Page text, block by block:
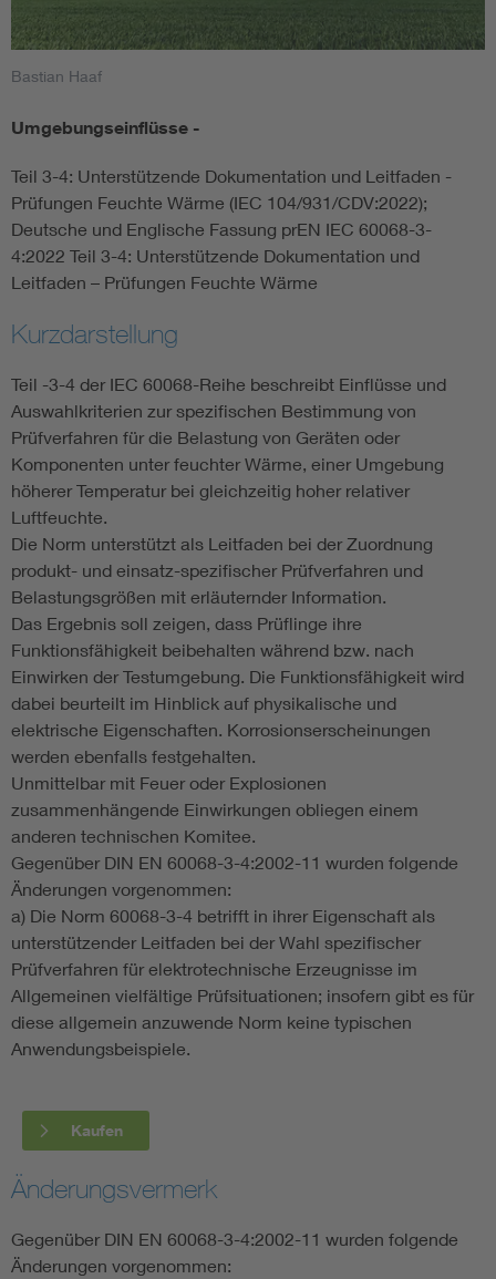
Smart Cities
Circular Economy für mehr Ressourceneffizienz
Cybersecurity in der Industrieautomatisierung
DIN VDE 0100 für sichere Elektroinstallationen
Elektrofachkraft (EFK)
Bastian Haaf
Umgebungseinflüsse -
Teil 3-4: Unterstützende Dokumentation und Leitfaden -
Prüfungen Feuchte Wärme (IEC 104/931/CDV:2022);
Deutsche und Englische Fassung prEN IEC 60068-3-
4:2022 Teil 3-4: Unterstützende Dokumentation und
Leitfaden – Prüfungen Feuchte Wärme
Kurzdarstellung
Teil -3-4 der IEC 60068-Reihe beschreibt Einflüsse und
Auswahlkriterien zur spezifischen Bestimmung von
Prüfverfahren für die Belastung von Geräten oder
Komponenten unter feuchter Wärme, einer Umgebung
höherer Temperatur bei gleichzeitig hoher relativer
Luftfeuchte.
Die Norm unterstützt als Leitfaden bei der Zuordnung
produkt- und einsatz-spezifischer Prüfverfahren und
Belastungsgrößen mit erläuternder Information.
Das Ergebnis soll zeigen, dass Prüflinge ihre
Funktionsfähigkeit beibehalten während bzw. nach
Einwirken der Testumgebung. Die Funktionsfähigkeit wird
dabei beurteilt im Hinblick auf physikalische und
elektrische Eigenschaften. Korrosionserscheinungen
werden ebenfalls festgehalten.
Unmittelbar mit Feuer oder Explosionen
zusammenhängende Einwirkungen obliegen einem
anderen technischen Komitee.
Gegenüber DIN EN 60068-3-4:2002-11 wurden folgende
Änderungen vorgenommen:
a) Die Norm 60068-3-4 betrifft in ihrer Eigenschaft als
unterstützender Leitfaden bei der Wahl spezifischer
Prüfverfahren für elektrotechnische Erzeugnisse im
Allgemeinen vielfältige Prüfsituationen; insofern gibt es für
diese allgemein anzuwende Norm keine typischen
Anwendungsbeispiele.
Kaufen
Änderungsvermerk
Gegenüber DIN EN 60068-3-4:2002-11 wurden folgende
Änderungen vorgenommen: